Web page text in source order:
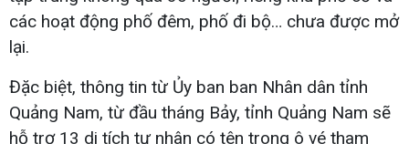
các hoạt động phố đêm, phố đi bộ… chưa được mở
lại.
Đặc biệt, thông tin từ Ủy ban ban Nhân dân tỉnh
Quảng Nam, từ đầu tháng Bảy, tỉnh Quảng Nam sẽ
hỗ trợ 13 di tích tư nhân có tên trong ô vé tham